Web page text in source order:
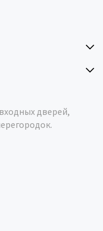
дверей,